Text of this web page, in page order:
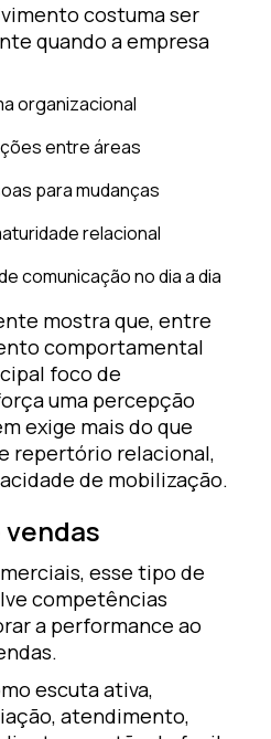
costuma ser
quando a empresa
organizacional
entre áreas
para mudanças
relacional
comunicação no dia a dia
mostra que, entre
comportamental
foco de
uma percepção
exige mais do que
repertório relacional,
de mobilização.
esse tipo de
competências
a performance ao
escuta ativa,
atendimento,